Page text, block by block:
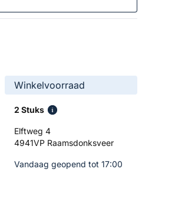
Winkelvoorraad
2 Stuks
Elftweg 4
4941VP Raamsdonksveer
Vandaag geopend tot 17:00